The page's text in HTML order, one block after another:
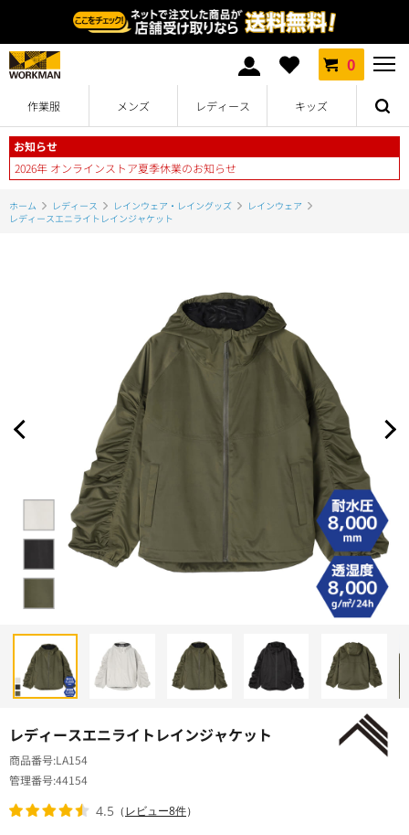
0
作業服 メンズ レディース キッズ
お知らせ
2026年 オンラインストア夏季休業のお知らせ
ホーム レディース レインウェア・レイングッズ
レインウェア
レディースエニライトレインジャケット
レディースエニライトレインジャケット
商品番号 LA154
管理番号44154
4.5 （レビュー8件）